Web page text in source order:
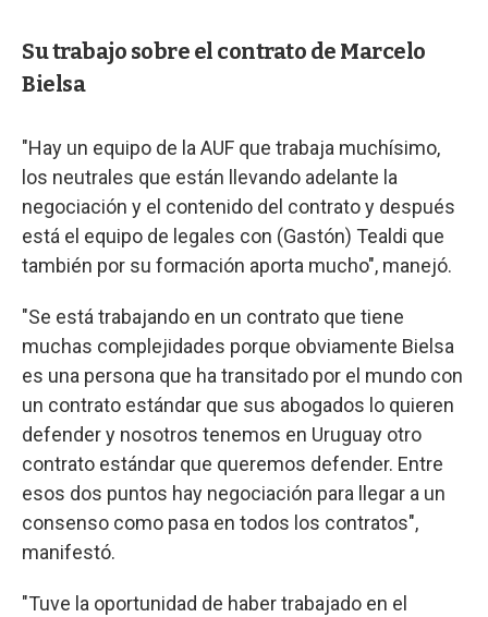
Su trabajo sobre el contrato de Marcelo
Bielsa
"Hay un equipo de la AUF que trabaja muchísimo,
los neutrales que están llevando adelante la
negociación y el contenido del contrato y después
está el equipo de legales con (Gastón) Tealdi que
también por su formación aporta mucho", manejó.
"Se está trabajando en un contrato que tiene
muchas complejidades porque obviamente Bielsa
es una persona que ha transitado por el mundo con
un contrato estándar que sus abogados lo quieren
defender y nosotros tenemos en Uruguay otro
contrato estándar que queremos defender. Entre
esos dos puntos hay negociación para llegar a un
consenso como pasa en todos los contratos",
manifestó.
"Tuve la oportunidad de haber trabajado en el